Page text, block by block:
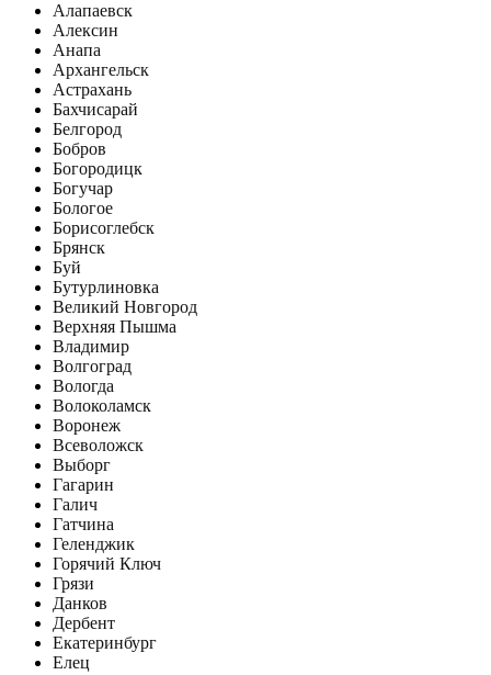
Алапаевск
Алексин
Анапа
Архангельск
Астрахань
Бахчисарай
Белгород
Бобров
Богородицк
Богучар
Бологое
Борисоглебск
Брянск
Буй
Бутурлиновка
Великий Новгород
Верхняя Пышма
Владимир
Волгоград
Вологда
Волоколамск
Воронеж
Всеволожск
Выборг
Гагарин
Галич
Гатчина
Геленджик
Горячий Ключ
Грязи
Данков
Дербент
Екатеринбург
Елец